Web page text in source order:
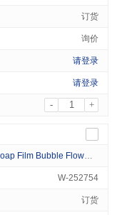
订货
询价
请登录
请登录
- +
Bubble Flowmeter 1/pk
W-252754
订货